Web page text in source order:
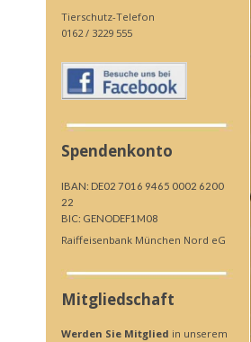
Tierschutz-Telefon
0162 / 3229 555
Spendenkonto
IBAN: DE02 7016 9465 0002 6200
22
BIC: GENODEF1M08
Raiffeisenbank München Nord eG
Mitgliedschaft
Werden Sie Mitglied in unserem